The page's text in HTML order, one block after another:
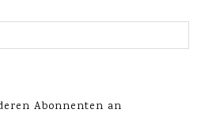
Abonnenten an